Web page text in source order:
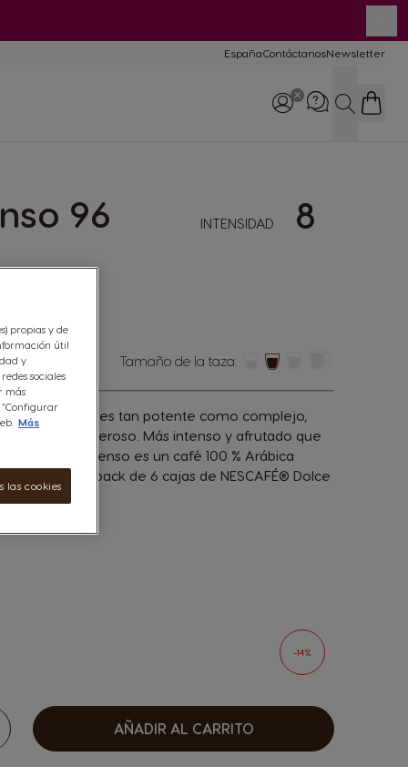
EspañaContáctanosNewsletter
Llámanos
BUSCAR
96
INTENSIDAD 8
Tamaño de la taza:
Intenso es tan potente como complejo,
despertar generoso. Más intenso y afrutado que
Grande Intenso es un café 100 % Arábica
este pack de 6 cajas de NESCAFÉ® Dolce
reducido!
options
-14%
AÑADIR AL CARRITO
propias y de
útil
y
sociales
más
Más
las cookies